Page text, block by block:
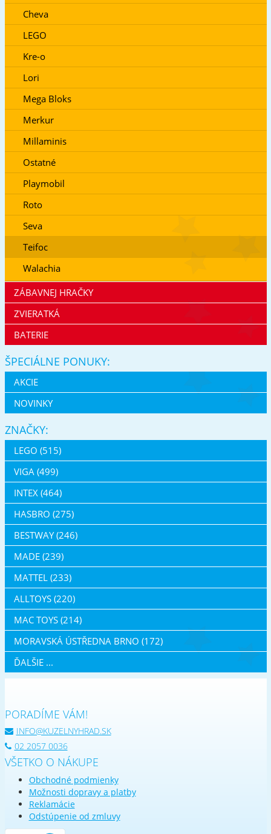
Cheva
LEGO
Kre-o
Lori
Mega Bloks
Merkur
Millaminis
Ostatné
Playmobil
Roto
Seva
Teifoc
Walachia
ZÁBAVNEJ HRAČKY
ZVIERATKÁ
BATERIE
ŠPECIÁLNE PONUKY:
AKCIE
NOVINKY
ZNAČKY:
LEGO (515)
VIGA (499)
INTEX (464)
HASBRO (275)
BESTWAY (246)
MADE (239)
MATTEL (233)
ALLTOYS (220)
MAC TOYS (214)
MORAVSKÁ ÚSTŘEDNA BRNO (172)
ĎALŠIE ...
PORADÍME VÁM!
INFO@KUZELNYHRAD.SK
02 2057 0036
VŠETKO O NÁKUPE
Obchodné podmienky
Možnosti dopravy a platby
Reklamácie
Odstúpenie od zmluvy